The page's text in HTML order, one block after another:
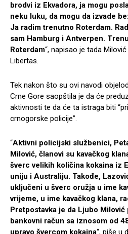
brodvi iz Ekvadora, ja mogu
neku luku, da mogu da izvade
Ja radim trenutno Roterdam.
sam Hamburg i Antverpen.
Roterdam“, napisao je tada
Libertas.
Tek nakon što su ovi navodi
Crne Gore saopštila je da će
aktivnosti te da će ta istraga biti
crnogorske policije”.
“Aktivni policijski službenici,
Milović, članovi su kavačkog
šverc velikih količina kokaina iz
uniju i Australiju. Takođe,
uključeni u šverc oružja u ime
vrijeme, u ime kavačkog klana,
Pretpostavka je da Ljubo
bankovni račun sa iznosom od
upravo švercom kokaina“, piše u